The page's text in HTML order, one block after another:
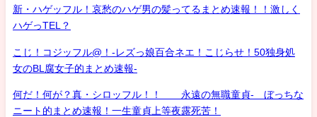
新・ハゲッフル！哀愁のハゲ男の髪ってるまとめ速報！！激しく
ハゲっTEL？
こじ！コジッフル@！-レズっ娘百合ネエ！こじらせ！50独身処
女のBL腐女子的まとめ速報-
何だ！何が？真・シロッフル！！ 永遠の無職童貞- ぼっちな
ニート的まとめ速報！一生童貞上等夜露死苦！